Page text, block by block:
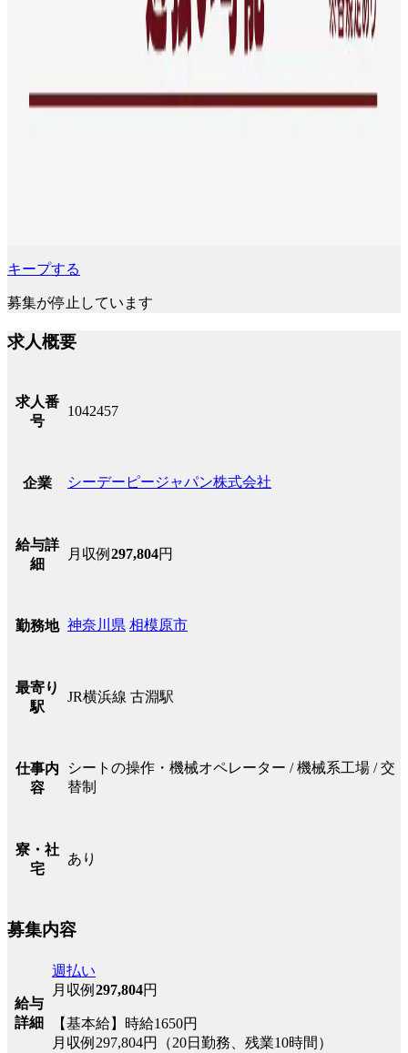
キープする
募集が停止しています
求人概要
求人番
号
1042457
企業 シーデーピージャパン株式会社
給与詳
細
月収例 297,804円
勤務地 神奈川県 相模原市
最寄り
駅
JR横浜線 古淵駅
仕事内
容
シートの操作・機械オペレーター / 機械系工場 / 交
替制
寮・社
宅
あり
募集内容
給与
詳細
週払い
月収例 297,804円
【基本給】時給1650円
月収例297,804円（20日勤務、残業10時間）